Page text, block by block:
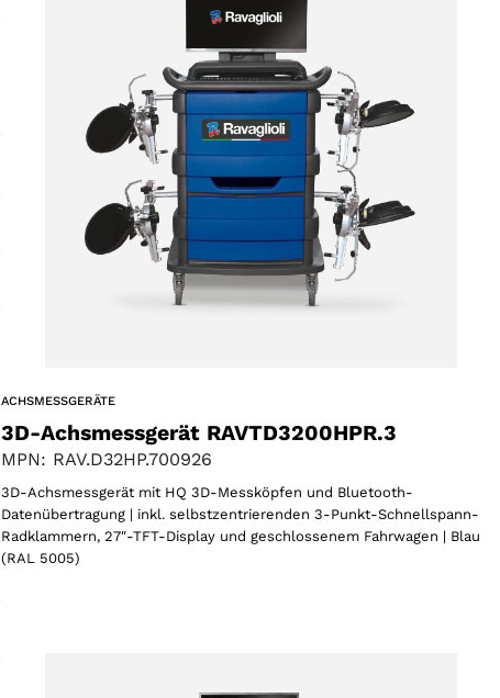
ACHSMESSGERÄTE
3D-Achsmessgerät RAVTD3200HPR.3
MPN: RAV.D32HP.700926
3D-Achsmessgerät mit HQ 3D-Messköpfen und Bluetooth-
Datenübertragung | inkl. selbstzentrierenden 3-Punkt-Schnellspann-
Radklammern, 27″-TFT-Display und geschlossenem Fahrwagen | Blau
(RAL 5005)
Wählen Sie Ihre Region
Wählen Sie Ihre Sprache